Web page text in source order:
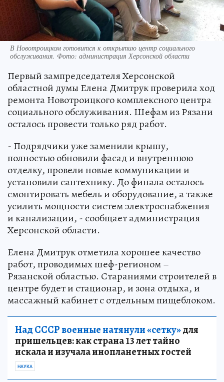
В Новотроицком готовится к открытию центр социального
обслуживания. Фото: администрация Херсонской области
Первый зампредседателя Херсонской
областной думы Елена Дмитрук проверила ход
ремонта Новотроицкого комплексного центра
социального обслуживания. Шефам из Рязани
осталось провести только ряд работ.
- Подрядчики уже заменили крышу,
полностью обновили фасад и внутреннюю
отделку, провели новые коммуникации и
установили сантехнику. До финала осталось
смонтировать мебель и оборудование, а также
усилить мощности систем электроснабжения
и канализации, - сообщает администрация
Херсонской области.
Елена Дмитрук отметила хорошее качество
работ, проводимых шеф-регионом –
Рязанской областью. Стараниями строителей в
центре будет и стационар, и зона отдыха, и
массажный кабинет с отдельным пищеблоком.
Над СССР военные натянули «сетку»для
пришельцев: как страна 13 лет тайно
искала и изучала инопланетных гостей
НАУКА